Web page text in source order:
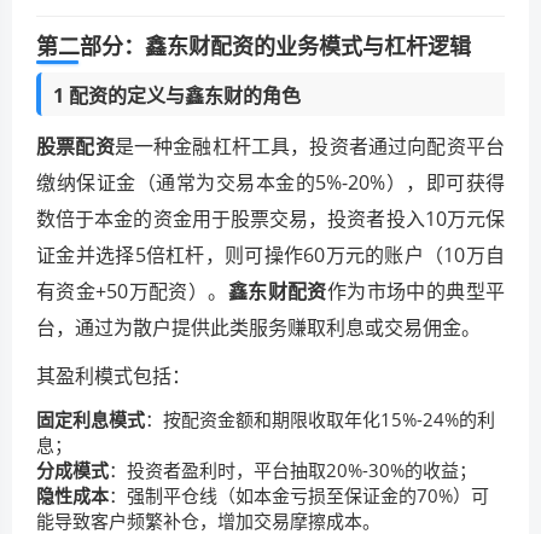
第二部分：鑫东财配资的业务模式与杠杆逻辑
1 配资的定义与鑫东财的角色
股票配资是一种金融杠杆工具，投资者通过向配资平台
缴纳保证金（通常为交易本金的5%-20%），即可获得
数倍于本金的资金用于股票交易，投资者投入10万元保
证金并选择5倍杠杆，则可操作60万元的账户（10万自
有资金+50万配资）。 鑫东财配资作为市场中的典型平
台，通过为散户提供此类服务赚取利息或交易佣金。
其盈利模式包括：
固定利息模式：按配资金额和期限收取年化15%-24%的利
息；
分成模式：投资者盈利时，平台抽取20%-30%的收益；
隐性成本：强制平仓线（如本金亏损至保证金的70%）可
能导致客户频繁补仓，增加交易摩擦成本。